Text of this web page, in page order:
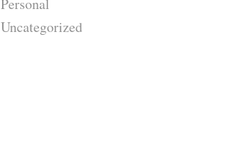
Personal
Uncategorized